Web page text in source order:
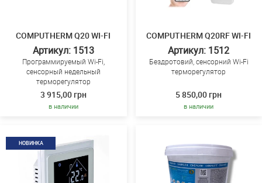
COMPUTHERM Q20 WI-FI
Артикул: 1513
Программируемый Wi-Fi,
сенсорный недельный
терморегулятор
3 915,00 грн
в наличии
COMPUTHERM Q20RF WI-FI
Артикул: 1512
Бездротовий, сенсорний Wi-Fi
терморегулятор
5 850,00 грн
в наличии
НОВИНКА